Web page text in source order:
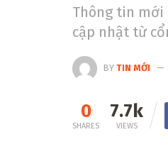
Thông tin mới
cập nhật từ
BY TIN MỚI
0
SHARES
7.7k
VIEWS